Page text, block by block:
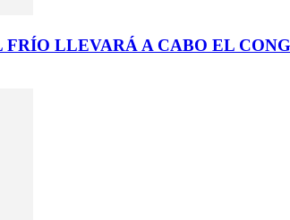
LLEVARÁ A CABO EL